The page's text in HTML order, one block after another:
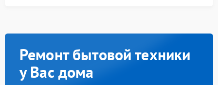
Ремонт бытовой техники
у Вас дома